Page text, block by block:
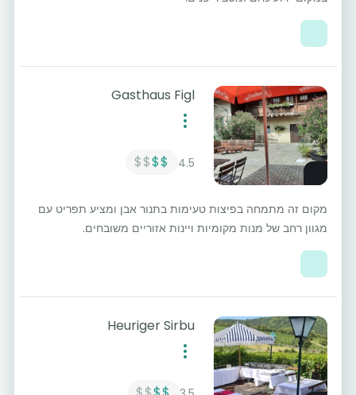
Gasthaus Figl
4.5
$$
$$
מקום זה מתמחה בפיצות טעימות בתנור אבן ומציע תפריט עם
מגוון רחב של מנות מקומיות ויינות אזוריים משובחים.
Heuriger Sirbu